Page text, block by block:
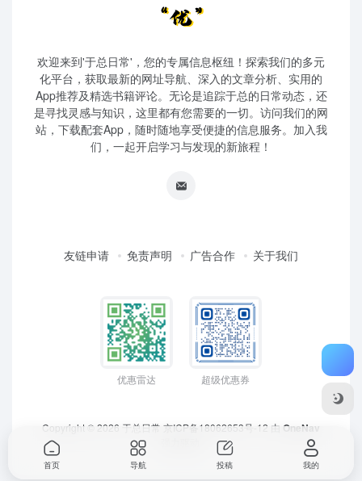
欢迎来到'于总日常'，您的专属信息枢纽！探索我们的多元
化平台，获取最新的网址导航、深入的文章分析、实用的
App推荐及精选书籍评论。无论是追踪于总的日常动态，还
是寻找灵感与知识，这里都有您需要的一切。访问我们的网
站，下载配套App，随时随地享受便捷的信息服务。加入我
们，一起开启学习与发现的新旅程！
友链申请 免责声明 广告合作 关于我们
优惠雷达 超级优惠券
Copyright © 2026 于总日常 京ICP备18062653号-12 由 OneNav
首页 导航 投稿 我的